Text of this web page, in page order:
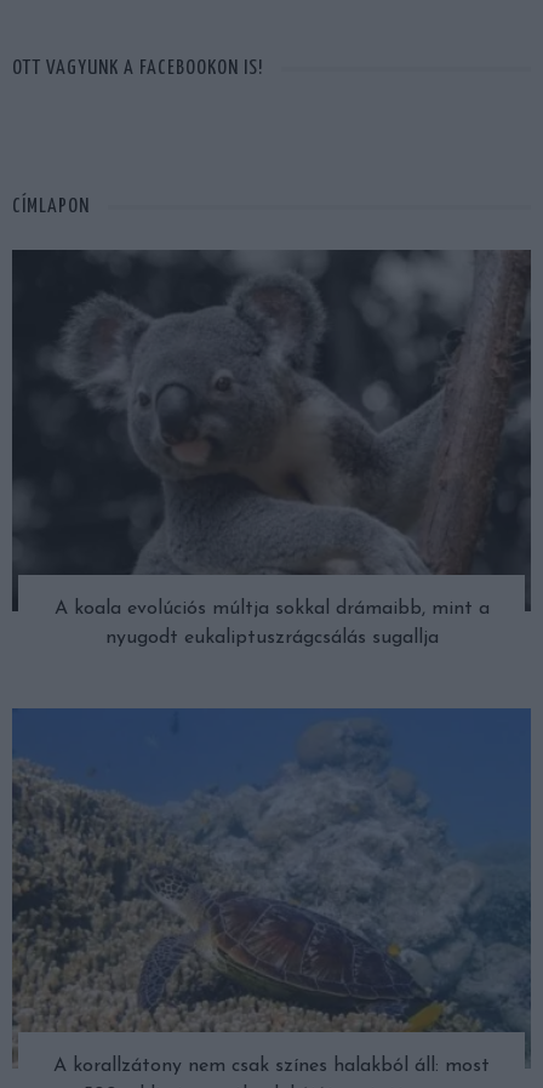
OTT VAGYUNK A FACEBOOKON IS!
CÍMLAPON
A koala evolúciós múltja sokkal drámaibb, mint a
nyugodt eukaliptuszrágcsálás sugallja
A korallzátony nem csak színes halakból áll: most